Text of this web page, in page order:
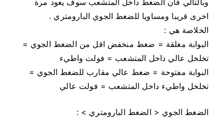
وبالتالي فان الضغط داخل المتشعب سوف يعود مرة
اخرى قريبا ومساويا للضغط الجوي البارومتري .
الخلاصة هي :
البوابة مغلقة = ضغط منخفض اقل من الضغط الجوي =
تخلخل عالي داخل المتشعب = فولت واطيء
البوابة مفتوحة = ضغط عالي مقارب للضغط الجوي =
تخلخل واطيء داخل المتشعب = فولت عالي
الضغط الجوي < الضغط البارومتري > :